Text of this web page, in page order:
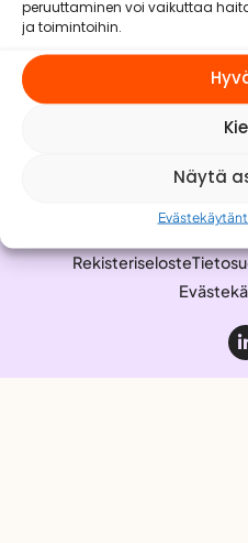
peruuttaminen voi vaikuttaa
ja toimintoihin.
Näytä
Vastuullisuus
Meistä
Rekisteriseloste